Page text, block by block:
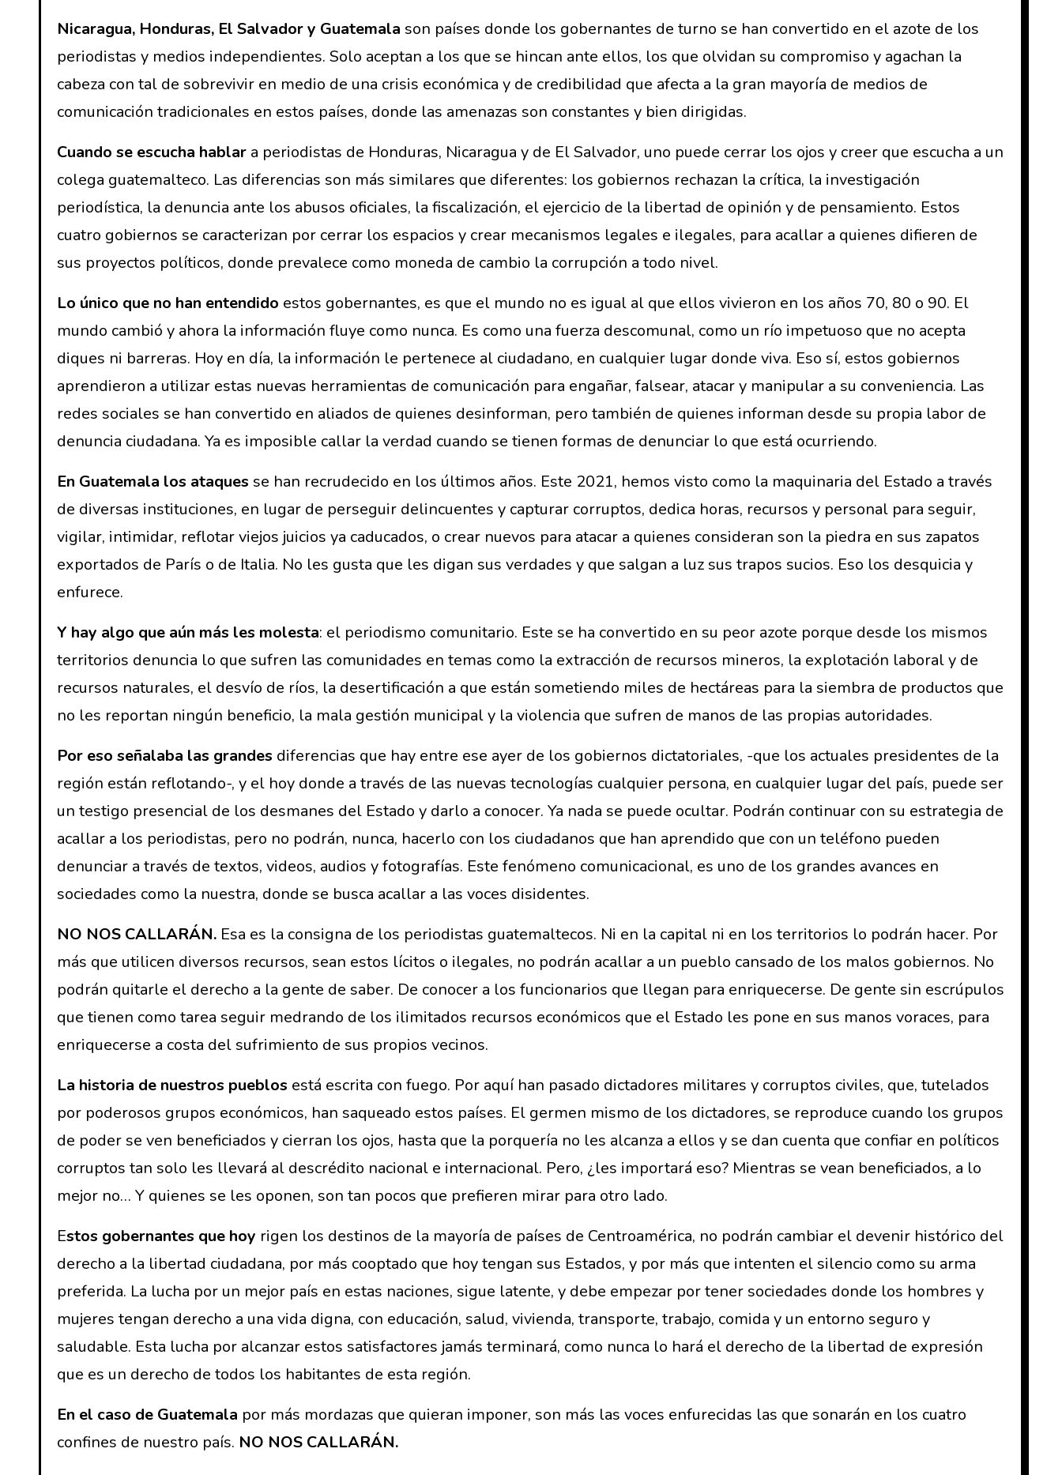
Nicaragua, Honduras, El Salvador y Guatemala son países donde los gobernantes de turno se han convertido en el azote de los
periodistas y medios independientes. Solo aceptan a los que se hincan ante ellos, los que olvidan su compromiso y agachan la
cabeza con tal de sobrevivir en medio de una crisis económica y de credibilidad que afecta a la gran mayoría de medios de
comunicación tradicionales en estos países, donde las amenazas son constantes y bien dirigidas.
Cuando se escucha hablar a periodistas de Honduras, Nicaragua y de El Salvador, uno puede cerrar los ojos y creer que escucha a un
colega guatemalteco. Las diferencias son más similares que diferentes: los gobiernos rechazan la crítica, la investigación
periodística, la denuncia ante los abusos oficiales, la fiscalización, el ejercicio de la libertad de opinión y de pensamiento. Estos
cuatro gobiernos se caracterizan por cerrar los espacios y crear mecanismos legales e ilegales, para acallar a quienes difieren de
sus proyectos políticos, donde prevalece como moneda de cambio la corrupción a todo nivel.
Lo único que no han entendido estos gobernantes, es que el mundo no es igual al que ellos vivieron en los años 70, 80 o 90. El
mundo cambió y ahora la información fluye como nunca. Es como una fuerza descomunal, como un río impetuoso que no acepta
diques ni barreras. Hoy en día, la información le pertenece al ciudadano, en cualquier lugar donde viva. Eso sí, estos gobiernos
aprendieron a utilizar estas nuevas herramientas de comunicación para engañar, falsear, atacar y manipular a su conveniencia. Las
redes sociales se han convertido en aliados de quienes desinforman, pero también de quienes informan desde su propia labor de
denuncia ciudadana. Ya es imposible callar la verdad cuando se tienen formas de denunciar lo que está ocurriendo.
En Guatemala los ataques se han recrudecido en los últimos años. Este 2021, hemos visto como la maquinaria del Estado a través
de diversas instituciones, en lugar de perseguir delincuentes y capturar corruptos, dedica horas, recursos y personal para seguir,
vigilar, intimidar, reflotar viejos juicios ya caducados, o crear nuevos para atacar a quienes consideran son la piedra en sus zapatos
exportados de París o de Italia. No les gusta que les digan sus verdades y que salgan a luz sus trapos sucios. Eso los desquicia y
enfurece.
Y hay algo que aún más les molesta: el periodismo comunitario. Este se ha convertido en su peor azote porque desde los mismos
territorios denuncia lo que sufren las comunidades en temas como la extracción de recursos mineros, la explotación laboral y de
recursos naturales, el desvío de ríos, la desertificación a que están sometiendo miles de hectáreas para la siembra de productos que
no les reportan ningún beneficio, la mala gestión municipal y la violencia que sufren de manos de las propias autoridades.
Por eso señalaba las grandes diferencias que hay entre ese ayer de los gobiernos dictatoriales, -que los actuales presidentes de la
región están reflotando-, y el hoy donde a través de las nuevas tecnologías cualquier persona, en cualquier lugar del país, puede ser
un testigo presencial de los desmanes del Estado y darlo a conocer. Ya nada se puede ocultar. Podrán continuar con su estrategia de
acallar a los periodistas, pero no podrán, nunca, hacerlo con los ciudadanos que han aprendido que con un teléfono pueden
denunciar a través de textos, videos, audios y fotografías. Este fenómeno comunicacional, es uno de los grandes avances en
sociedades como la nuestra, donde se busca acallar a las voces disidentes.
NO NOS CALLARÁN. Esa es la consigna de los periodistas guatemaltecos. Ni en la capital ni en los territorios lo podrán hacer. Por
más que utilicen diversos recursos, sean estos lícitos o ilegales, no podrán acallar a un pueblo cansado de los malos gobiernos. No
podrán quitarle el derecho a la gente de saber. De conocer a los funcionarios que llegan para enriquecerse. De gente sin escrúpulos
que tienen como tarea seguir medrando de los ilimitados recursos económicos que el Estado les pone en sus manos voraces, para
enriquecerse a costa del sufrimiento de sus propios vecinos.
La historia de nuestros pueblos está escrita con fuego. Por aquí han pasado dictadores militares y corruptos civiles, que, tutelados
por poderosos grupos económicos, han saqueado estos países. El germen mismo de los dictadores, se reproduce cuando los grupos
de poder se ven beneficiados y cierran los ojos, hasta que la porquería no les alcanza a ellos y se dan cuenta que confiar en políticos
corruptos tan solo les llevará al descrédito nacional e internacional. Pero, ¿les importará eso? Mientras se vean beneficiados, a lo
mejor no… Y quienes se les oponen, son tan pocos que prefieren mirar para otro lado.
Estos gobernantes que hoy rigen los destinos de la mayoría de países de Centroamérica, no podrán cambiar el devenir histórico del
derecho a la libertad ciudadana, por más cooptado que hoy tengan sus Estados, y por más que intenten el silencio como su arma
preferida. La lucha por un mejor país en estas naciones, sigue latente, y debe empezar por tener sociedades donde los hombres y
mujeres tengan derecho a una vida digna, con educación, salud, vivienda, transporte, trabajo, comida y un entorno seguro y
saludable. Esta lucha por alcanzar estos satisfactores jamás terminará, como nunca lo hará el derecho de la libertad de expresión
que es un derecho de todos los habitantes de esta región.
En el caso de Guatemala por más mordazas que quieran imponer, son más las voces enfurecidas las que sonarán en los cuatro
confines de nuestro país. NO NOS CALLARÁN.